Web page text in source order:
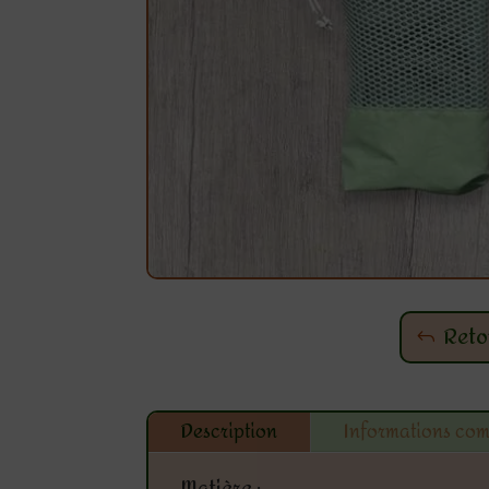
Description Informations